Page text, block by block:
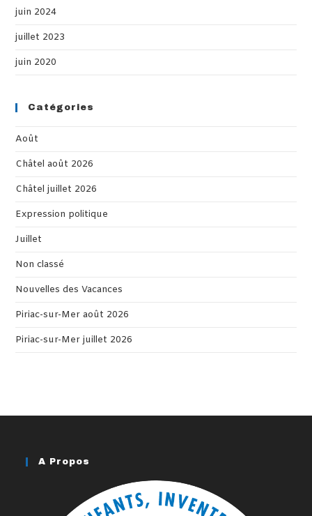
juin 2024
juillet 2023
juin 2020
Catégories
Août
Châtel août 2026
Châtel juillet 2026
Expression politique
Juillet
Non classé
Nouvelles des Vacances
Piriac-sur-Mer août 2026
Piriac-sur-Mer juillet 2026
A Propos